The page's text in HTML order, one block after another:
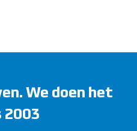
We doen het
2003